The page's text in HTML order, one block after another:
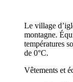
Le village
montagne.
températures
de 0°C.
Vêtements et